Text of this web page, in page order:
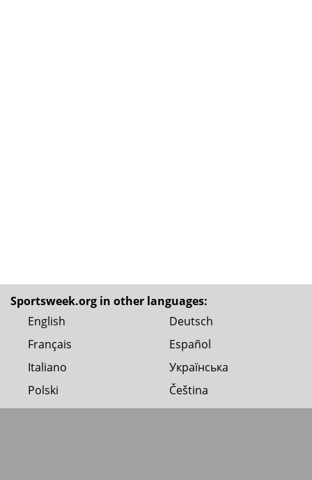
Sportsweek.org in other languages:
English
Deutsch
Français
Español
Italiano
Українська
Polski
Čeština